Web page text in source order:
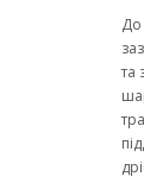
До
та